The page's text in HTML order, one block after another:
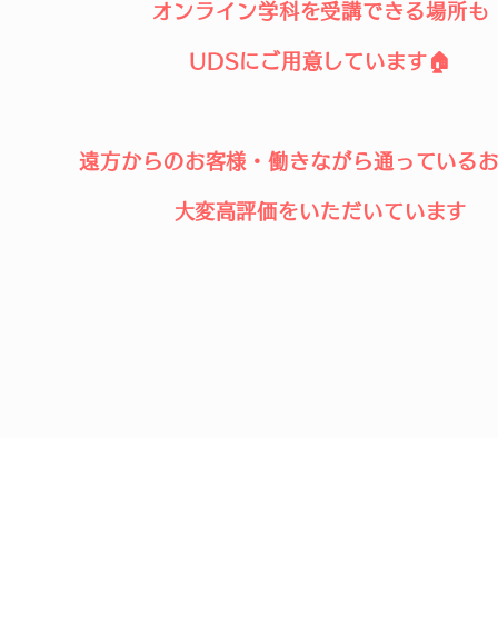
オンライン学科を受講できる場所も
UDSにご用意しています🏠
遠方からのお客様・働きながら通っている
​大変高評価をいただいています